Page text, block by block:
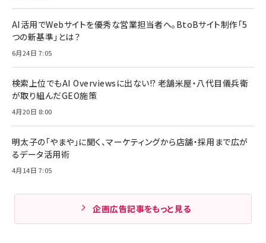
AI活用でWebサイトを優秀な営業担当者へ。BtoBサイト制作「5
つの新基準」とは？
6月24日 7:05
検索上位でもAI Overviewsに出ない!? 老舗米屋・八代目儀兵衛
が取り組んだGEO施策
4月20日 8:00
明太子の「やまや」に聞く、マーケティングから店舗・採用まで広が
るデータ活用術
4月14日 7:05
企画広告記事をもっと見る